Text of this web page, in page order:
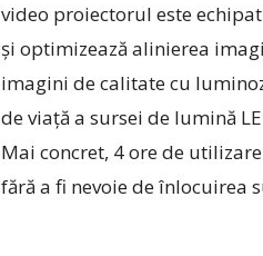
video proiectorul este
și optimizează alinierea
imagini de calitate cu
de viață a sursei de lumină
Mai concret, 4 ore de
fără a fi nevoie de înlocuirea